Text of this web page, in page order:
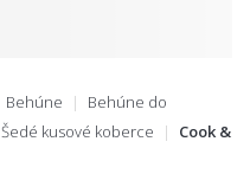
Behúne
Behúne do
Šedé kusové koberce
Cook &